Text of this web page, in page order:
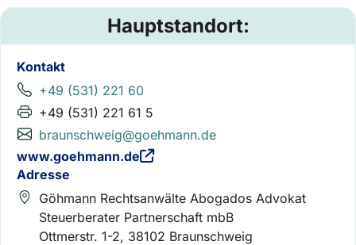
Hauptstandort:
Kontakt
+49 (531) 221 60
+49 (531) 221 61 5
braunschweig@goehmann.de
www.goehmann.de
Adresse
Göhmann Rechtsanwälte Abogados Advokat
Steuerberater Partnerschaft mbB
Ottmerstr. 1-2, 38102 Braunschweig